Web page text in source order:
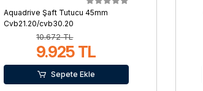
Aquadrive Şaft Tutucu 45mm
Cvb21.20/cvb30.20
10.672 TL
9.925 TL
Sepete Ekle